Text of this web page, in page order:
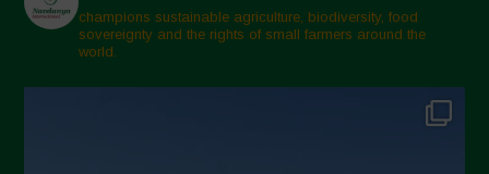
Marzo 2025
Febbraio 2025
Gennaio 2025
champions sustainable agriculture, biodiversity, food
sovereignty and the rights of small farmers around the
world.